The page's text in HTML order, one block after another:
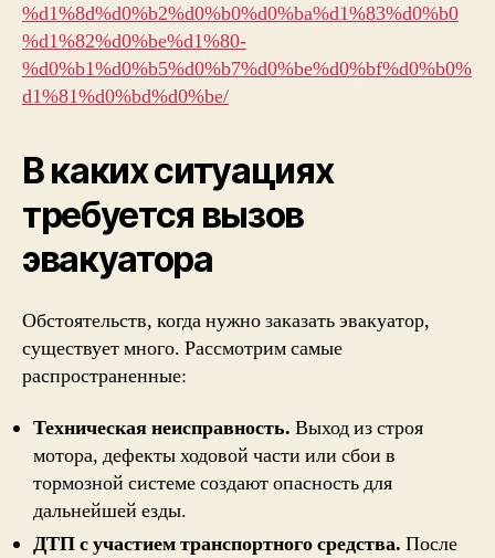
%d1%8d%d0%b2%d0%b0%d0%ba%d1%83%d0%b0
%d1%82%d0%be%d1%80-
%d0%b1%d0%b5%d0%b7%d0%be%d0%bf%d0%b0%
d1%81%d0%bd%d0%be/
В каких ситуациях
требуется вызов
эвакуатора
Обстоятельств, когда нужнозаказать эвакуатор,
существует много. Рассмотрим самые
распространенные:
Техническая неисправность. Выход из строя
мотора, дефекты ходовой части или сбои в
тормозной системе создают опасность для
дальнейшей езды.
ДТП с участием транспортного средства. После